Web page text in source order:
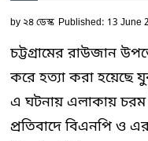
by২৪ ডেস্ক Published: 13 June
চট্টগ্রামের রাউজান
করে হত্যা করা হয়েছে
এ ঘটনায় এলাকায় চরম
প্রতিবাদে বিএনপি ও